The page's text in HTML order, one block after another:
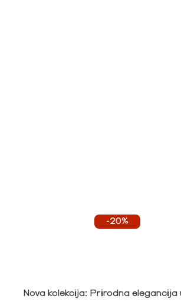
-20%
Nova kolekcija: Prirodna elegancija